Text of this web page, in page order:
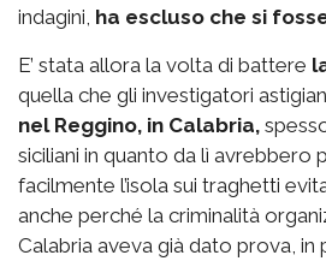
indagini, ha escluso che si
E’ stata allora la volta di battere
quella che gli investigatori
nel Reggino, in Calabria,
siciliani in quanto da lì avrebbero
facilmente l’isola sui traghetti
anche perché la criminalità
Calabria aveva già dato prova, in